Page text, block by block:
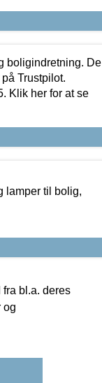
boligindretning. De
Trustpilot.
Klik her for at se
lamper til bolig,
bl.a. deres
og